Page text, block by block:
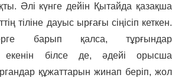
Әлі күнге дейін Қытайда қазақша
тіліне дауыс ырғағы сіңісіп кеткен.
барып қалса, тұрғындар
екенін білсе де, әдейі орысша
құжаттарын жинап беріп, жол